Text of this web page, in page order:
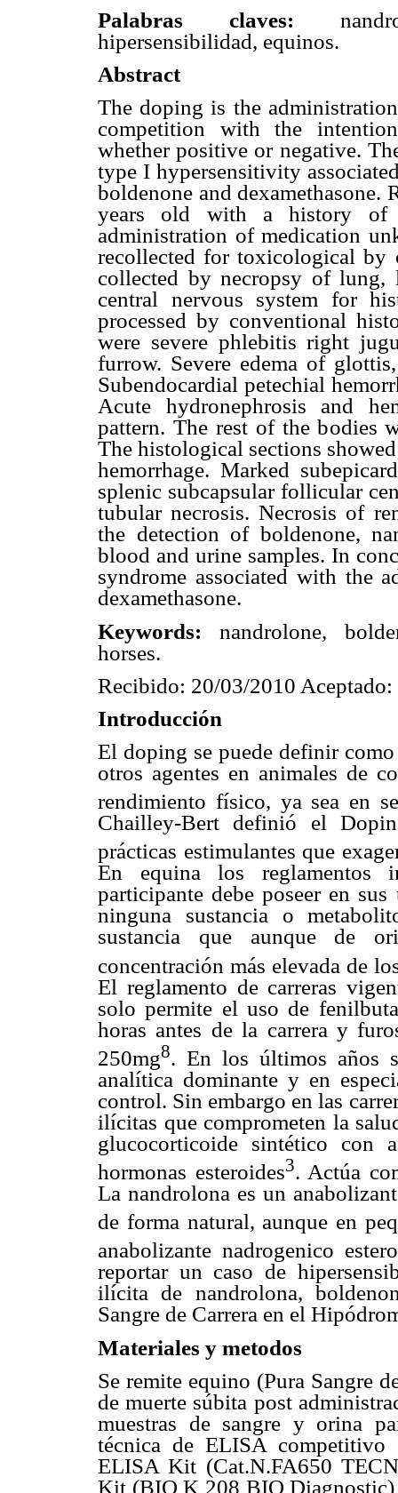
Palabras claves:
hipersensibilidad, equinos.
Abstract
The doping is the
competition with the
whether positive or negative.
type I hypersensitivity
boldenone and dexamethasone.
years old with a history of
administration of medication
recollected for toxicological by
collected by necropsy of lung,
central nervous system for
processed by conventional
were severe phlebitis right
furrow. Severe edema of
Subendocardial petechial
Acute hydronephrosis and
pattern. The rest of the bodies
The histological sections
hemorrhage. Marked
splenic subcapsular follicular
tubular necrosis. Necrosis of
the detection of boldenone,
blood and urine samples. In
syndrome associated with the
dexamethasone.
Keywords: nandrolone,
horses.
Recibido: 20/03/2010
Introducción
El doping se puede definir
otros agentes en animales de
rendimiento físico, ya sea en
Chailley-Bert definió el
prácticas estimulantes que
En equina los reglamentos
participante debe poseer en
ninguna sustancia o
sustancia que aunque de
concentración más elevada de
El reglamento de carreras
solo permite el uso de
horas antes de la carrera y
250mg8. En los últimos años
analítica dominante y en
control. Sin embargo en las
ilícitas que comprometen la
glucocorticoide sintético con
hormonas esteroides3. Actúa
La nandrolona es un
de forma natural, aunque en
anabolizante nadrogenico
reportar un caso de
ilícita de nandrolona,
Sangre de Carrera en el
Materiales y metodos
Se remite equino (Pura Sangre
de muerte súbita post
muestras de sangre y orina
técnica de ELISA competitivo
ELISA Kit (Cat.N.FA650
Kit (BIO K 208 BIO Diagnostic)